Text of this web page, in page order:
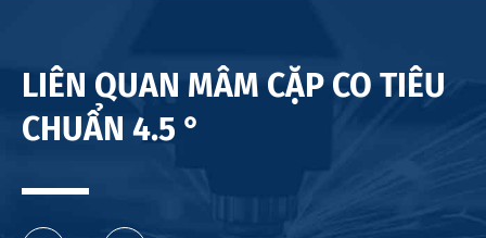
LIÊN QUAN MÂM CẶP CO TIÊU
CHUẨN 4.5 °